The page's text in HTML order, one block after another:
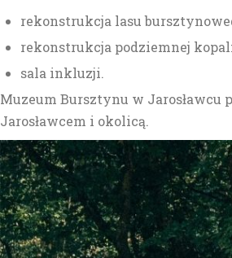
rekonstrukcja lasu
rekonstrukcja podziemnej
sala inkluzji.
Muzeum Bursztynu w
Jarosławcem i okolicą.